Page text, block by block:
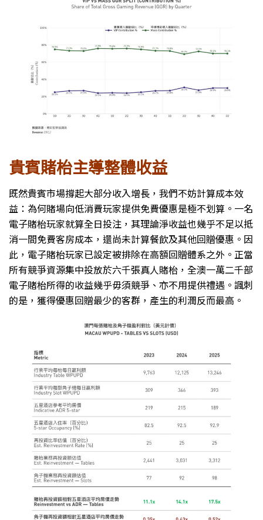
貴賓賭枱主導整體收益
既然貴賓市場撐起大部分收入增長，我們不妨計算成本效
益：為何賭場向低消費玩家提供免費優惠是極不划算。一名
電子賭枱玩家就算全日投注，其理論淨收益也幾乎不足以抵
消一間免費客房成本，還尚未計算餐飲及其他回贈優惠。因
此，電子賭枱玩家已設定被排除在高額回贈體系之外。正當
所有競爭資源集中投放於六千張真人賭枱，全澳一萬二千部
電子賭枱所得的收益幾乎毋須競爭、亦不用提供禮遇。諷刺
的是，獲得優惠回贈最少的客群，產生的利潤反而最高。